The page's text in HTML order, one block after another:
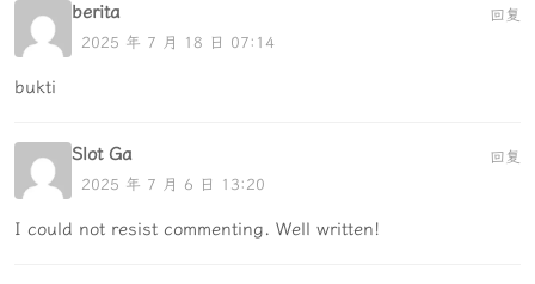
berita
2025 年 7 月 18 日 07:14
bukti
回复
Slot Ga
2025 年 7 月 6 日 13:20
I could not resist commenting. Well written!
回复